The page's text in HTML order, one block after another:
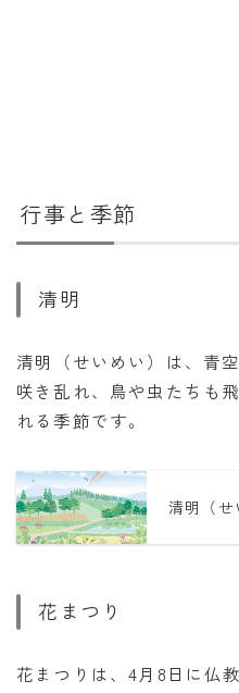
行事と季節
清明
清明（せいめい）は、青
咲き乱れ、鳥や虫たちも
れる季節です。
清明（せ
花まつり
花まつりは、4月8日に仏